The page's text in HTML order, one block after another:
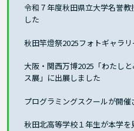
令和７年度秋田県立大学名誉
した
秋田竿燈祭2025フォトギャラリ
大阪・関西万博2025「わたし
ス展」に出展しました
プログラミングスクールが開催
秋田北高等学校１年生が本学を